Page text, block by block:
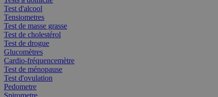
Test d'alcool
Tensiometres
Test de masse grasse
Test de cholestérol
Test de drogue
Glucomètres
Cardio-fréquencemètre
Test de ménopause
Test d'ovulation
Pedometre